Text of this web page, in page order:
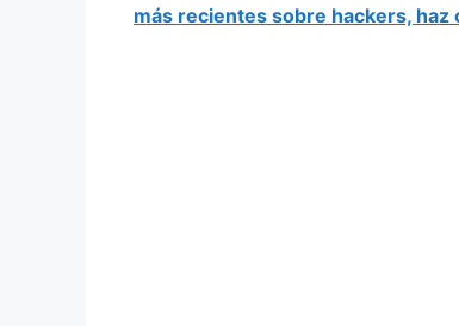
más recientes sobre hackers, haz